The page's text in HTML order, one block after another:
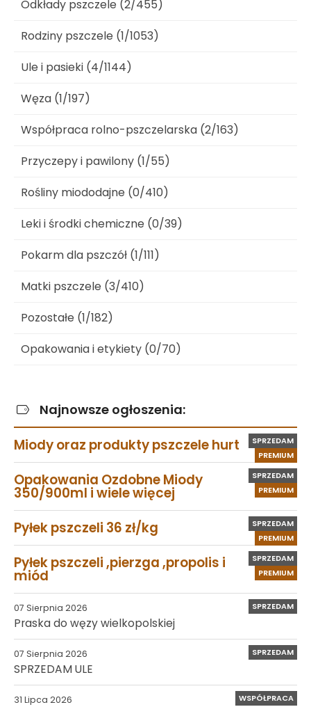
Odkłady pszczele (2/455)
Rodziny pszczele (1/1053)
Ule i pasieki (4/1144)
Węza (1/197)
Współpraca rolno-pszczelarska (2/163)
Przyczepy i pawilony (1/55)
Rośliny miododajne (0/410)
Leki i środki chemiczne (0/39)
Pokarm dla pszczół (1/111)
Matki pszczele (3/410)
Pozostałe (1/182)
Opakowania i etykiety (0/70)
Najnowsze ogłoszenia:
PREMIUM
SPRZEDAM
Miody oraz produkty pszczele hurt
PREMIUM
SPRZEDAM
Opakowania Ozdobne Miody
350/900ml i wiele więcej
PREMIUM
SPRZEDAM
Pyłek pszczeli 36 zł/kg
PREMIUM
SPRZEDAM
Pyłek pszczeli ,pierzga ,propolis i
miód
07 Sierpnia 2026 SPRZEDAM
Praska do węzy wielkopolskiej
07 Sierpnia 2026 SPRZEDAM
SPRZEDAM ULE
31 Lipca 2026 WSPÓŁPRACA